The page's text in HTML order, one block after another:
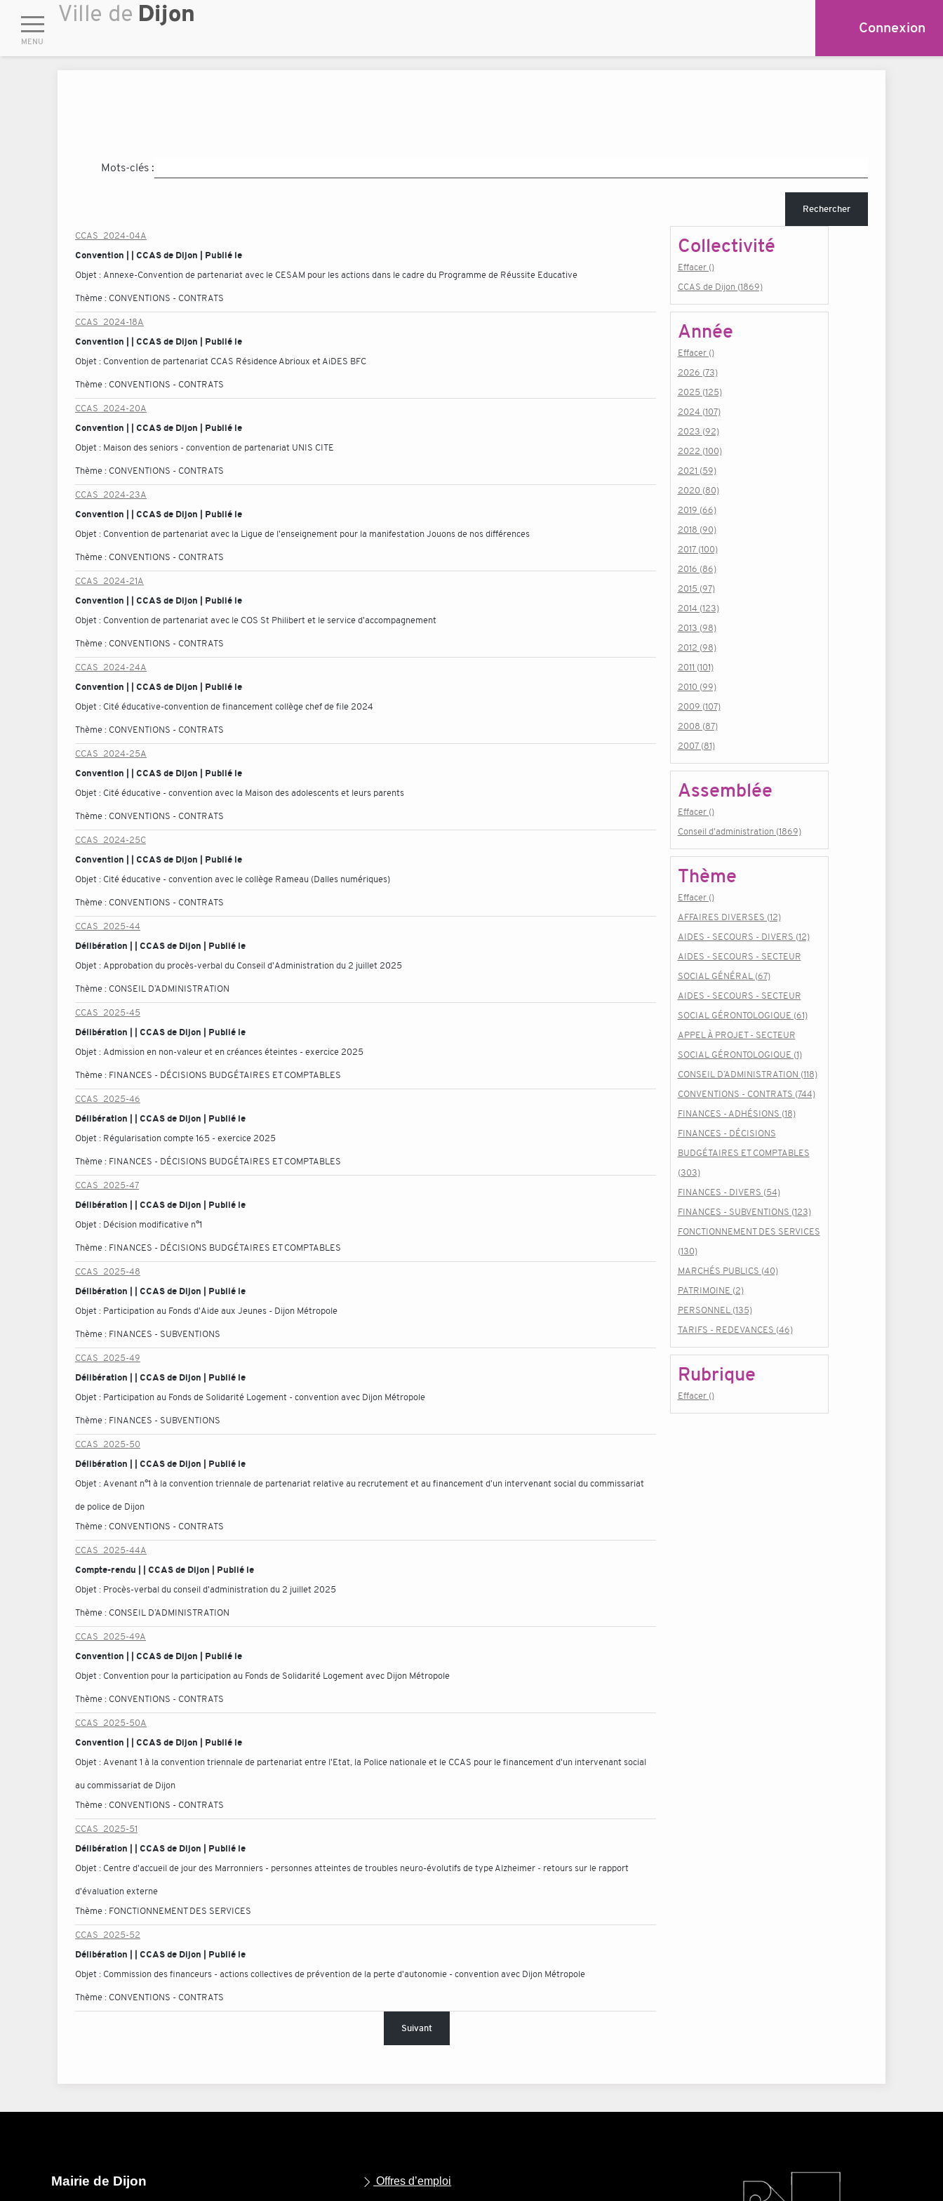
Connexion
Mots-clés :
Rechercher
CCAS_2024-04A
Convention | | CCAS de Dijon | Publié le
Objet : Annexe-Convention de partenariat avec le CESAM pour les actions dans le cadre du Programme de Réussite Educative
Thème : CONVENTIONS - CONTRATS
CCAS_2024-18A
Convention | | CCAS de Dijon | Publié le
Objet : Convention de partenariat CCAS Résidence Abrioux et AiDES BFC
Thème : CONVENTIONS - CONTRATS
CCAS_2024-20A
Convention | | CCAS de Dijon | Publié le
Objet : Maison des seniors - convention de partenariat UNIS CITE
Thème : CONVENTIONS - CONTRATS
CCAS_2024-23A
Convention | | CCAS de Dijon | Publié le
Objet : Convention de partenariat avec la Ligue de l'enseignement pour la manifestation Jouons de nos différences
Thème : CONVENTIONS - CONTRATS
CCAS_2024-21A
Convention | | CCAS de Dijon | Publié le
Objet : Convention de partenariat avec le COS St Philibert et le service d'accompagnement
Thème : CONVENTIONS - CONTRATS
CCAS_2024-24A
Convention | | CCAS de Dijon | Publié le
Objet : Cité éducative-convention de financement collège chef de file 2024
Thème : CONVENTIONS - CONTRATS
CCAS_2024-25A
Convention | | CCAS de Dijon | Publié le
Objet : Cité éducative - convention avec la Maison des adolescents et leurs parents
Thème : CONVENTIONS - CONTRATS
CCAS_2024-25C
Convention | | CCAS de Dijon | Publié le
Objet : Cité éducative - convention avec le collège Rameau (Dalles numériques)
Thème : CONVENTIONS - CONTRATS
CCAS_2025-44
Délibération | | CCAS de Dijon | Publié le
Objet : Approbation du procès-verbal du Conseil d'Administration du 2 juillet 2025
Thème : CONSEIL D’ADMINISTRATION
CCAS_2025-45
Délibération | | CCAS de Dijon | Publié le
Objet : Admission en non-valeur et en créances éteintes - exercice 2025
Thème : FINANCES - DÉCISIONS BUDGÉTAIRES ET COMPTABLES
CCAS_2025-46
Délibération | | CCAS de Dijon | Publié le
Objet : Régularisation compte 165 - exercice 2025
Thème : FINANCES - DÉCISIONS BUDGÉTAIRES ET COMPTABLES
CCAS_2025-47
Délibération | | CCAS de Dijon | Publié le
Objet : Décision modificative n°1
Thème : FINANCES - DÉCISIONS BUDGÉTAIRES ET COMPTABLES
CCAS_2025-48
Délibération | | CCAS de Dijon | Publié le
Objet : Participation au Fonds d'Aide aux Jeunes - Dijon Métropole
Thème : FINANCES - SUBVENTIONS
CCAS_2025-49
Délibération | | CCAS de Dijon | Publié le
Objet : Participation au Fonds de Solidarité Logement - convention avec Dijon Métropole
Thème : FINANCES - SUBVENTIONS
CCAS_2025-50
Délibération | | CCAS de Dijon | Publié le
Objet : Avenant n°1 à la convention triennale de partenariat relative au recrutement et au financement d'un intervenant social du commissariat
de police de Dijon
Thème : CONVENTIONS - CONTRATS
CCAS_2025-44A
Compte-rendu | | CCAS de Dijon | Publié le
Objet : Procès-verbal du conseil d'administration du 2 juillet 2025
Thème : CONSEIL D’ADMINISTRATION
CCAS_2025-49A
Convention | | CCAS de Dijon | Publié le
Objet : Convention pour la participation au Fonds de Solidarité Logement avec Dijon Métropole
Thème : CONVENTIONS - CONTRATS
CCAS_2025-50A
Convention | | CCAS de Dijon | Publié le
Objet : Avenant 1 à la convention triennale de partenariat entre l'Etat, la Police nationale et le CCAS pour le financement d'un intervenant social
au commissariat de Dijon
Thème : CONVENTIONS - CONTRATS
CCAS_2025-51
Délibération | | CCAS de Dijon | Publié le
Objet : Centre d'accueil de jour des Marronniers - personnes atteintes de troubles neuro-évolutifs de type Alzheimer - retours sur le rapport
d'évaluation externe
Thème : FONCTIONNEMENT DES SERVICES
CCAS_2025-52
Délibération | | CCAS de Dijon | Publié le
Objet : Commission des financeurs - actions collectives de prévention de la perte d'autonomie - convention avec Dijon Métropole
Thème : CONVENTIONS - CONTRATS
Collectivité
Effacer ()
CCAS de Dijon (1869)
Année
Effacer ()
2026 (73)
2025 (125)
2024 (107)
2023 (92)
2022 (100)
2021 (59)
2020 (80)
2019 (66)
2018 (90)
2017 (100)
2016 (86)
2015 (97)
2014 (123)
2013 (98)
2012 (98)
2011 (101)
2010 (99)
2009 (107)
2008 (87)
2007 (81)
Assemblée
Effacer ()
Conseil d'administration (1869)
Thème
Effacer ()
AFFAIRES DIVERSES (12)
AIDES - SECOURS - DIVERS (12)
AIDES - SECOURS - SECTEUR
SOCIAL GÉNÉRAL (67)
AIDES - SECOURS - SECTEUR
SOCIAL GÉRONTOLOGIQUE (61)
APPEL À PROJET - SECTEUR
SOCIAL GÉRONTOLOGIQUE (1)
CONSEIL D’ADMINISTRATION (118)
CONVENTIONS - CONTRATS (744)
FINANCES - ADHÉSIONS (18)
FINANCES - DÉCISIONS
BUDGÉTAIRES ET COMPTABLES
(303)
FINANCES - DIVERS (54)
FINANCES - SUBVENTIONS (123)
FONCTIONNEMENT DES SERVICES
(130)
MARCHÉS PUBLICS (40)
PATRIMOINE (2)
PERSONNEL (135)
TARIFS - REDEVANCES (46)
Rubrique
Effacer ()
Suivant
Mairie de Dijon Offres d’emploi